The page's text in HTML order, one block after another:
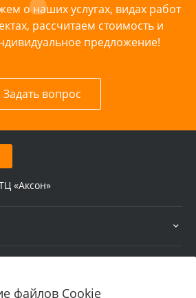
файлов Cookie
о наших услугах, видах работ
рассчитаем стоимость и
предложение!
Задать вопрос
«Аксон»